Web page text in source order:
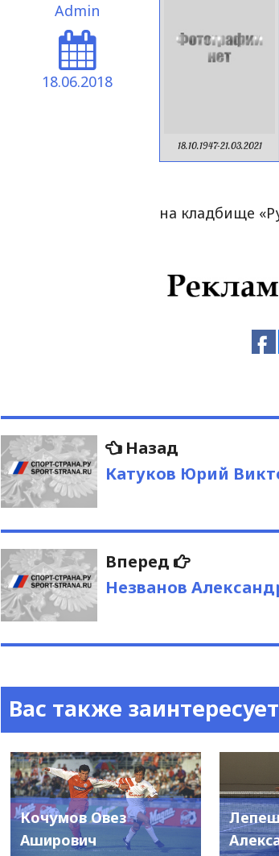
Admin
18.06.2018
18.10.1947-21.03.2021
на кладбище
Навигация
по
записям
Назад
запись:
Катуков Юрий
Вперед
Следующая
запись:
Незванов
Вас также заинтересует
Кочумов Овез
Аширович